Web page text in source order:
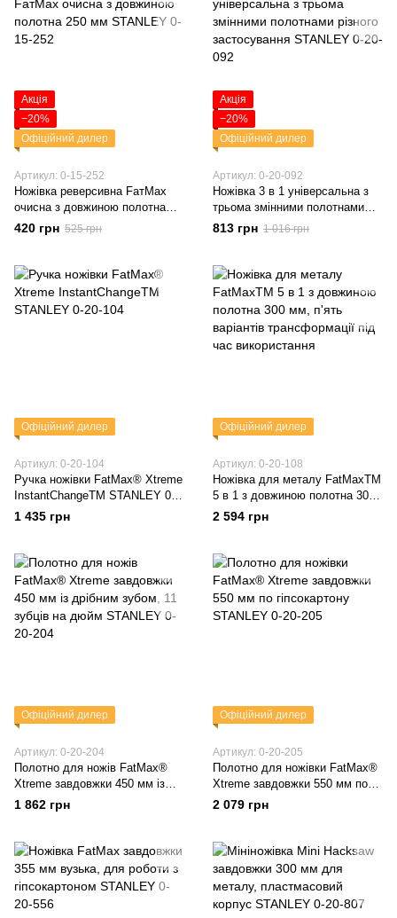
Акція
−20%
Офіційний дилер
Артикул: 0-15-252
Ножівка реверсивна FатMах
очисна з довжиною полотна
250 мм STANLEY 0-15-252
420 грн 525 грн
Акція
−20%
Офіційний дилер
Артикул: 0-20-092
Ножівка 3 в 1 універсальна з
трьома змінними полотнами
різного застосування STANLEY
0-20-092
813 грн 1 016 грн
Офіційний дилер
Артикул: 0-20-104
Ручка ножівки FatMax® Xtreme
InstantChangeTM STANLEY 0-
20-104
1 435 грн
Офіційний дилер
Артикул: 0-20-108
Ножівка для металу FatMaxTM
5 в 1 з довжиною полотна 300
мм, п'ять варіантів
трансформації під час
2 594 грн
Офіційний дилер
Артикул: 0-20-204
Полотно для ножів FatMax®
Xtreme завдовжки 450 мм із
дрібним зубом, 11 зубців на
дюйм STANLEY 0-20-204
1 862 грн
Офіційний дилер
Артикул: 0-20-205
Полотно для ножівки FatMax®
Xtreme завдовжки 550 мм по
гіпсокартону STANLEY 0-20-
2 079 грн